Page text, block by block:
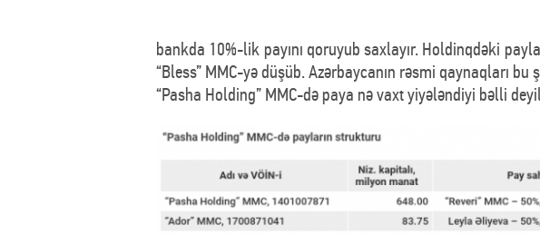
bankda 10%-lik payını qoruyub saxlayır. Holdinqdəki
“Bless” MMC-yə düşüb. Azərbaycanın rəsmi qaynaqları
“Pasha Holding” MMC-də paya nə vaxt yiyələndiyi bəlli